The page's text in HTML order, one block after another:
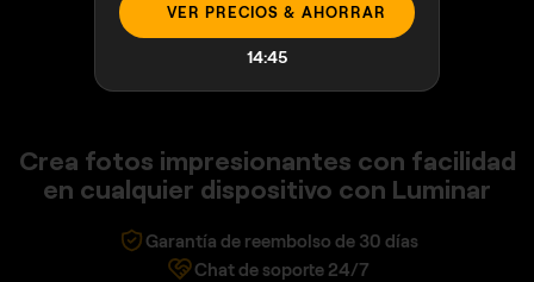
Crea fotos impresionantes con facilidad
en cualquier dispositivo con Luminar
Garantía de reembolso de 30 días
Chat de soporte 24/7
VER PRECIOS & AHORRAR
14:44